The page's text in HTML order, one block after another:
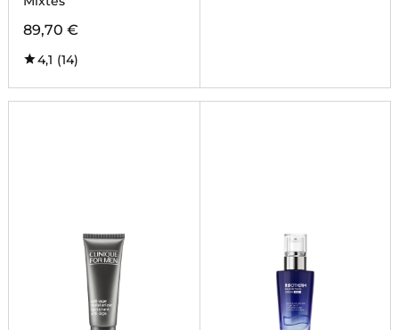
89,70 €
4,1 (14)